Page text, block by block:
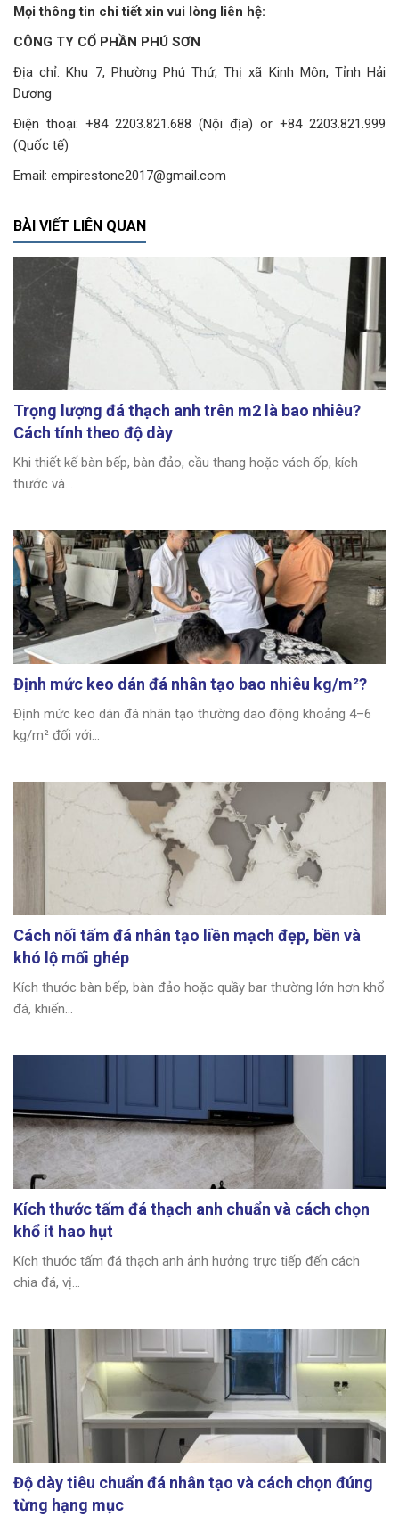
Mọi thông tin chi tiết xin vui lòng liên hệ:
CÔNG TY CỔ PHẦN PHÚ SƠN
Địa chỉ: Khu 7, Phường Phú Thứ, Thị xã Kinh Môn, Tỉnh Hải
Dương
Điện thoại: +84 2203.821.688 (Nội địa) or +84 2203.821.999
(Quốc tế)
Email: empirestone2017@gmail.com
BÀI VIẾT LIÊN QUAN
Trọng lượng đá thạch anh trên m2 là bao nhiêu?
Cách tính theo độ dày
Khi thiết kế bàn bếp, bàn đảo, cầu thang hoặc vách ốp, kích
thước và...
Định mức keo dán đá nhân tạo bao nhiêu kg/m²?
Định mức keo dán đá nhân tạo thường dao động khoảng 4–6
kg/m² đối với...
Cách nối tấm đá nhân tạo liền mạch đẹp, bền và
khó lộ mối ghép
Kích thước bàn bếp, bàn đảo hoặc quầy bar thường lớn hơn khổ
đá, khiến...
Kích thước tấm đá thạch anh chuẩn và cách chọn
khổ ít hao hụt
Kích thước tấm đá thạch anh ảnh hưởng trực tiếp đến cách
chia đá, vị...
Độ dày tiêu chuẩn đá nhân tạo và cách chọn đúng
từng hạng mục